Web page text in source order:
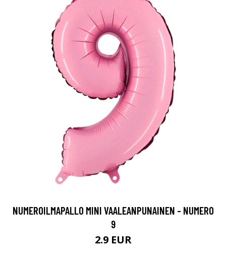
NUMEROILMAPALLO MINI VAALEANPUNAINEN - NUMERO
9
2.9 EUR